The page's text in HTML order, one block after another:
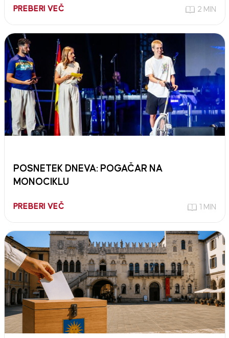
PREBERI VEČ 2 MIN
POSNETEK DNEVA: POGAČAR NA
MONOCIKLU
PREBERI VEČ 1 MIN